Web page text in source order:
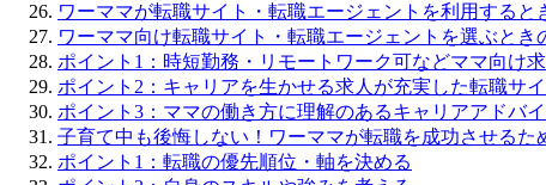
ワーママが転職サイト・転職エージェントを利用すると
ワーママ向け転職サイト・転職エージェントを選ぶとき
ポイント1：時短勤務・リモートワーク可などママ向け
ポイント2：キャリアを生かせる求人が充実した転職サ
ポイント3：ママの働き方に理解のあるキャリアアドバ
子育て中も後悔しない！ワーママが転職を成功させるた
ポイント1：転職の優先順位・軸を決める